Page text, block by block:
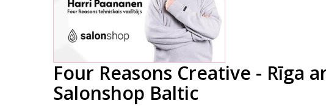
Four Reasons Creative - Rīga
Salonshop Baltic